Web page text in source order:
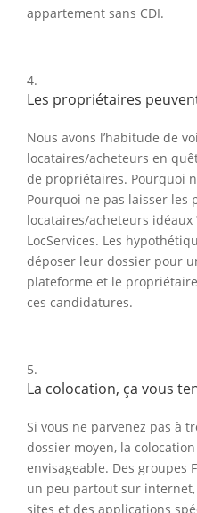
appartement sans CDI.
Les propriétaires
Nous avons l’habitude de
locataires/acheteurs en
de propriétaires. Pourquoi
Pourquoi ne pas laisser les
locataires/acheteurs idéaux
LocServices. Les
déposer leur dossier pour
plateforme et le
ces candidatures.
La colocation, ça vous
Si vous ne parvenez pas à
dossier moyen, la
envisageable. Des groupes
un peu partout sur
sites et des applications